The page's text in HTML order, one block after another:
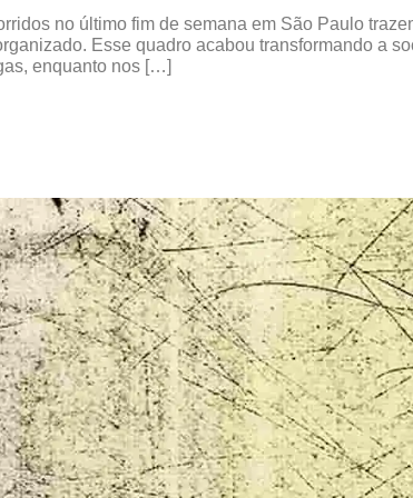
no último fim de semana em São Paulo
Esse quadro acabou transformando a
enquanto nos […]